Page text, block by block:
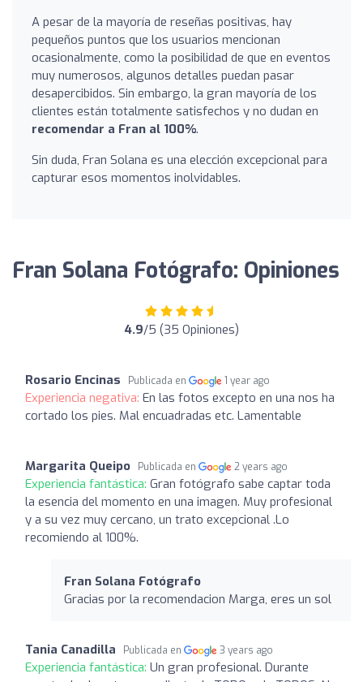
A pesar de la mayoría de reseñas positivas, hay
pequeños puntos que los usuarios mencionan
ocasionalmente, como la posibilidad de que en eventos
muy numerosos, algunos detalles puedan pasar
desapercibidos. Sin embargo, la gran mayoría de los
clientes están totalmente satisfechos y no dudan en
recomendar a Fran al 100%.
Sin duda, Fran Solana es una elección excepcional para
capturar esos momentos inolvidables.
Fran Solana Fotógrafo: Opiniones
4.9/5 (35 Opiniones)
Rosario Encinas Publicada en 1 year ago
Experiencia negativa: En las fotos excepto en una nos ha
cortado los pies. Mal encuadradas etc. Lamentable
Margarita Queipo Publicada en 2 years ago
Experiencia fantástica: Gran fotógrafo sabe captar toda
la esencia del momento en una imagen. Muy profesional
y a su vez muy cercano, un trato excepcional .Lo
recomiendo al 100%.
Fran Solana Fotógrafo
Gracias por la recomendacion Marga, eres un sol
Tania Canadilla Publicada en 3 years ago
Experiencia fantástica: Un gran profesional. Durante